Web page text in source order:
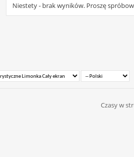
Niestety - brak wyników. Proszę
Czasy w